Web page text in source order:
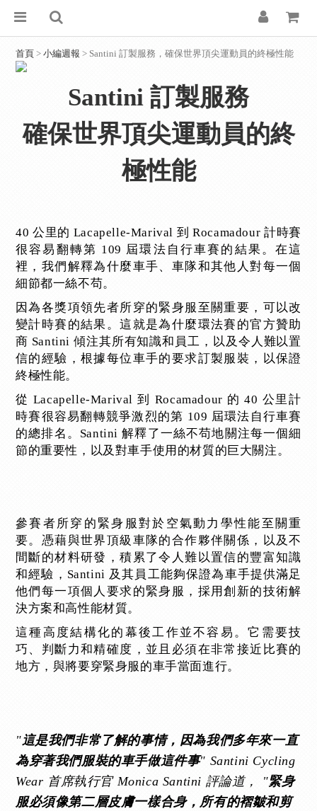
首頁 > 小編週報 > Santini 訂製服務，確保世界頂尖運動員的終極性能
Santini 訂製服務
確保世界頂尖運動員的終
極性能
40 公里的 Lacapelle-Marival 到 Rocamadour 計時賽
很容易翻轉第 109 屆環法自行車賽的結果。在這
裡，我們解釋為什麼車手、車隊和其他人對每一個
細節都一絲不苟。
因為各獎項領先者所穿的緊身服至關重要，可以改
變計時賽的結果。這就是為什麼環法賽的官方贊助
商 Santini 傾注其所有知識和員工，以及令人難以置
信的經驗，根據每位車手的要求訂製服裝，以保證
終極性能。
從 Lacapelle-Marival 到 Rocamadour 的 40 公里計
時賽很容易翻轉競爭激烈的第 109 屆環法自行車賽
的總排名。Santini 解釋了一絲不苟地關注每一個細
節的重要性，以及對車手使用的材質的巨大關注。
參賽者所穿的緊身服對於空氣動力學性能至關重
要。憑藉與世界頂級車隊的合作夥伴關係，以及不
間斷的材料研發，積累了令人難以置信的豐富知識
和經驗，Santini 及其員工能夠保證為車手提供滿足
他們每一項個人要求的緊身服，採用創新的技術解
決方案和高性能材質。
這種高度結構化的幕後工作並不容易。它需要技
巧、判斷力和精確度，並且必須在非常接近比賽的
地方，與將要穿緊身服的車手當面進行。
"這是我們非常了解的事情，因為我們多年來一直
為穿著我們服裝的車手做這件事" Santini Cycling
Wear 首席執行官 Monica Santini 評論道， "緊身
服必須像第二層皮膚一樣合身，所有的褶皺和剪